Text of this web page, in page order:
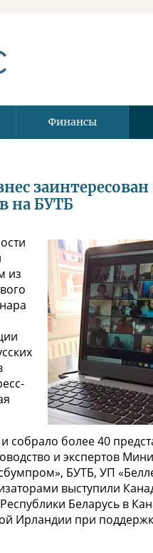
Финансы
заинтересован
на БУТБ
из
собрало более 40
и экспертов
БУТБ, УП
выступили
Беларусь в
Ирландии при